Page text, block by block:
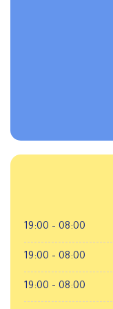
08:00 – 19:00
08:00 – 19:00
08:00 – 19:00